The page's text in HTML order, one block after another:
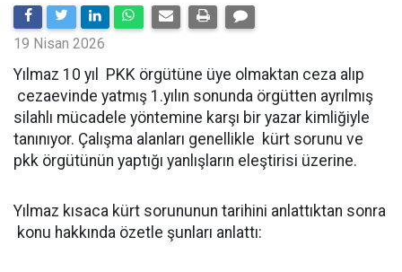
19 Nisan 2026
Yılmaz 10 yıl PKK örgütüne üye olmaktan ceza alıp
cezaevinde yatmış 1.yılın sonunda örgütten ayrılmış
silahlı mücadele yöntemine karşı bir yazar kimliğiyle
tanınıyor. Çalışma alanları genellikle kürt sorunu ve
pkk örgütünün yaptığı yanlışların eleştirisi üzerine.
Yılmaz kısaca kürt sorununun tarihini anlattıktan sonra
konu hakkında özetle şunları anlattı: